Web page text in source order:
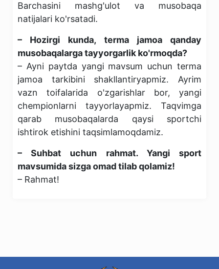
Barchasini mashg'ulot va musobaqa
natijalari ko'rsatadi.
– Hozirgi kunda, terma jamoa qanday
musobaqalarga tayyorgarlik ko'rmoqda?
– Ayni paytda yangi mavsum uchun terma
jamoa tarkibini shakllantiryapmiz. Ayrim
vazn toifalarida o'zgarishlar bor, yangi
chempionlarni tayyorlayapmiz. Taqvimga
qarab musobaqalarda qaysi sportchi
ishtirok etishini taqsimlamoqdamiz.
– Suhbat uchun rahmat. Yangi sport
mavsumida sizga omad tilab qolamiz!
– Rahmat!